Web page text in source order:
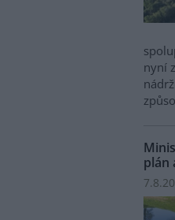
nyní
plán